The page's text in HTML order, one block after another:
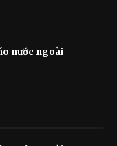
nước ngoài